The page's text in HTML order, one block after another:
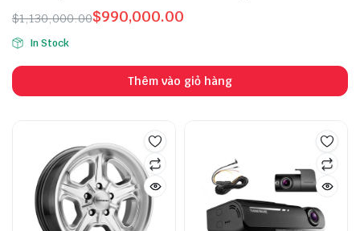
$1,130,000.00$990,000.00
In Stock
Thêm vào giỏ hàng